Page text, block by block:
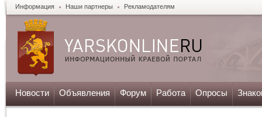
Информация Наши партнеры Рекламодателям
Новости Объявления Форум Работа Опросы